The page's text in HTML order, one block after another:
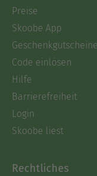
Preise
Skoobe App
Geschenkgutscheine
Code einlösen
Hilfe
Barrierefreiheit
Login
Skoobe liest
Rechtliches